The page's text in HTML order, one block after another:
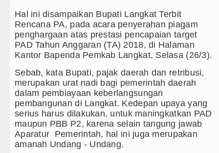
Ini Daftar Lengkapnya
Pelayanan Publik yang Cepat dan Humanis
Catur Antar Wartawan, Ajang Silahturahmi
se-Kepulauan Nias Percepat Usulan BKP 2027
Lewat Peningkatan Pelayanan Primer
Curanmor di Tebing Tinggi
Minggu 9 Agustus 2026 Pukul 20.30 WIB
Hal ini disampaikan Bupati Langkat Terbit
Rencana PA, pada acara penyerahan piagam
penghargaan atas prestasi pencapaian target
PAD Tahun Anggaran (TA) 2018, di Halaman
Kantor Bapenda Pemkab Langkat, Selasa (26/3).
Sebab, kata Bupati, pajak daerah dan retribusi,
merupakan urat nadi bagi pemerintah daerah
dalam pembiayaan keberlangsungan
pembangunan di Langkat. Kedepan upaya yang
serius harus dilakukan, untuk maningkatkan PAD
maupun PBB P2, karena selain tangung jawab
Aparatur Pemerintah, hal ini juga merupakan
amanah Undang - Undang.